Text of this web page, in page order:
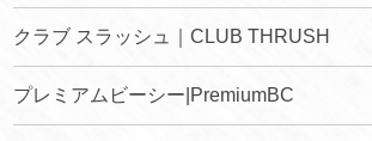
クラブ スラッシュ｜CLUB THRUSH
プレミアムビーシー|PremiumBC